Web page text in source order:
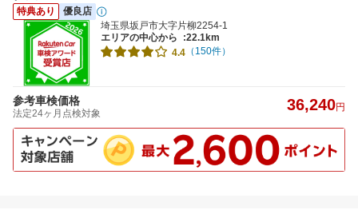
特典あり
優良店
埼玉県坂戸市大字片柳2254-1
エリアの中心から
:22.1km
4.4 （150件）
参考車検価格
法定24ヶ月点検対象 36,240円